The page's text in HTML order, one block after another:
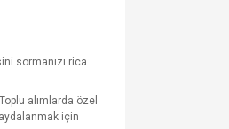
sormanızı rica
alımlarda özel
için